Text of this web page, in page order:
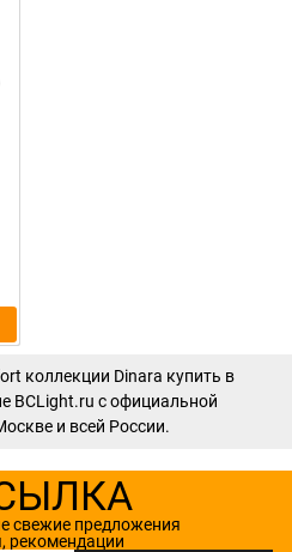
коллекции Dinara купить в
BCLight.ru с официальной
и всей России.
свежие предложения
рекомендации